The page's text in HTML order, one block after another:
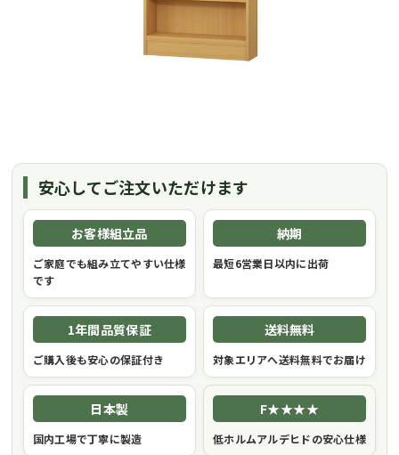
安心してご注文いただけます
お客様組立品
ご家庭でも組み立てやすい仕様
です
納期
最短6営業日以内に出荷
1年間品質保証
ご購入後も安心の保証付き
送料無料
対象エリアへ送料無料でお届け
日本製
国内工場で丁寧に製造
F★★★★
低ホルムアルデヒドの安心仕様